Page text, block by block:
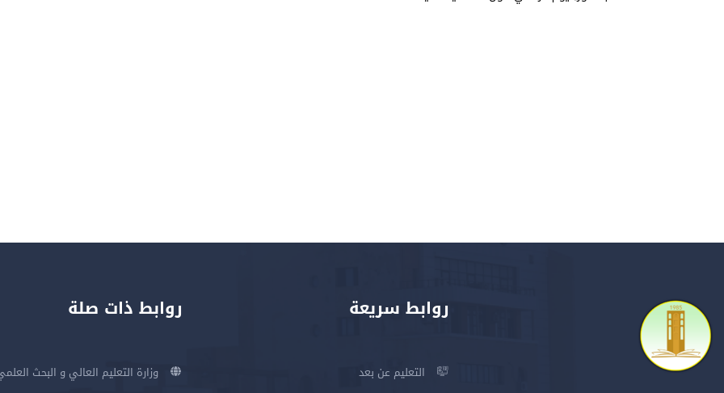
روابط سريعة
التعليم عن بعد
روابط ذات صلة
وزارة التعليم العالي و البحث